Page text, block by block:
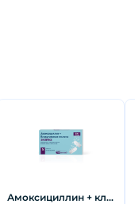
Амоксициллин + клавулановая кислота ЭКСПРЕСС Таблетки 125 мг/31,25 мг 14 шт